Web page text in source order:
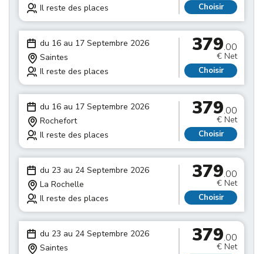
Il reste des places
Choisir
du 16 au 17 Septembre 2026
Saintes
Il reste des places
379.00
€ Net
Choisir
du 16 au 17 Septembre 2026
Rochefort
Il reste des places
379.00
€ Net
Choisir
du 23 au 24 Septembre 2026
La Rochelle
Il reste des places
379.00
€ Net
Choisir
du 23 au 24 Septembre 2026
Saintes
379.00
€ Net